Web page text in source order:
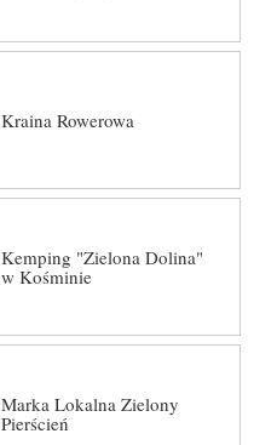
Kraina Rowerowa
Kemping "Zielona Dolina"
w Kośminie
Marka Lokalna Zielony
Pierścień